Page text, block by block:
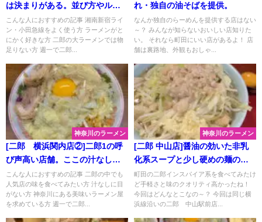
は決まりがある。並び方やルー
ト、ルールまで徹底解説！これ
１つで準備万端！
こんな人におすすめの記事 湘南新宿ライ
ン・小田急線をよく使う方 ラーメンがと
にかく好きな方 二郎の大ラーメンでは物
足りない方 週一で二郎...
れ・独自の油そばを提供。
なんか独自のらーめんを提供する店はない
～？ みんなが知らないおいしい店知りた
い。 それなら町田にいい店があるよ！ 店
舗は裏路地、外観もおしゃ...
神奈川のラーメン
[二郎 横浜関内店②]二郎1の呼
び声高い店舗。ここの汁なしを
食べずには二郎は語れない！関
内をレビュー。
こんな人におすすめの記事 二郎の中でも
人気店の味を食べてみたい方 汁なしに目
がない方 神奈川にある美味いラーメン屋
を求めている方 週一で二郎...
神奈川のラーメン
[二郎 中山店]醤油の効いた非乳
化系スープと少し硬めの麺の旨
さ。[神奈川二郎制覇]
町田の二郎インスパイア系を食べてみたけ
ど手軽さと味のクオリティ高かったね！
今回はどんなとこなの～？ 今回は同じ横
浜線沿いの二郎 中山駅前店...